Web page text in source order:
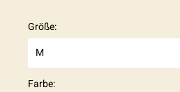
Größe:
Farbe: